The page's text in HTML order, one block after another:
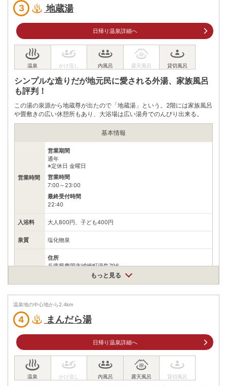
公共交通機関
城崎温泉駅から徒歩約10分
駐車場
※近くに有料駐車場あり
電話番号 0796322230
問合せください。
※ 料金情報は税込・税抜表記が混ざっております。正しい金額はご利用前にご
3 地蔵湯
日帰り温泉詳細へ
シンプルな造りだが地元民に愛される外湯、家族風呂
も評判！
この湯の泉源から地蔵尊が出たので「地蔵湯」という。2階には家族風呂
や畳敷きの広い休憩所もあり、大浴場は広い湯舟でのんびり出来る。
基本情報
営業時間
営業期間
通年
※定休日 金曜日
営業時間
7:00～23:00
最終受付時間
22:40
入浴料 大人800円、子ども400円
泉質 塩化物泉
アクセス
住所
兵庫県豊岡市城崎町湯島796
3号を城崎温泉方面へ22km
公共交通機関
城崎温泉駅から徒歩約8分
駐車場
情報なし
※近くに有料駐車場あり
電話番号
※ 掲載情報は変更になる場合があります。最新の内容はご利用前にご自身でお
もっと見る
温泉地の中心地から2.4km
4 まんだら湯
日帰り温泉詳細へ